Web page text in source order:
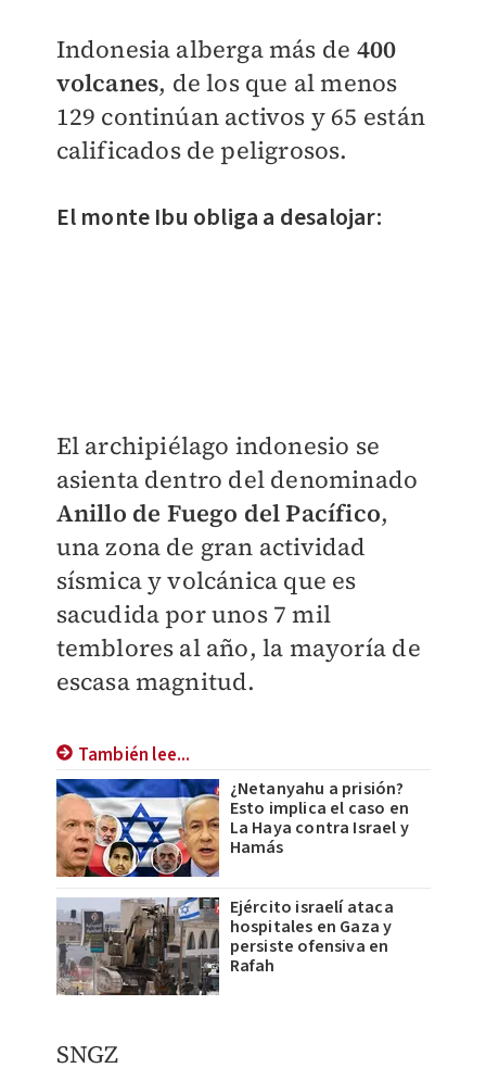
Indonesia alberga más de 400
volcanes, de los que al menos
129 continúan activos y 65 están
calificados de peligrosos.
El monte Ibu obliga a desalojar:
El archipiélago indonesio se
asienta dentro del denominado
Anillo de Fuego del Pacífico,
una zona de gran actividad
sísmica y volcánica que es
sacudida por unos 7 mil
temblores al año, la mayoría de
escasa magnitud.
También lee...
¿Netanyahu a prisión?
Esto implica el caso en
La Haya contra Israel y
Hamás
Ejército israelí ataca
hospitales en Gaza y
persiste ofensiva en
Rafah
SNGZ